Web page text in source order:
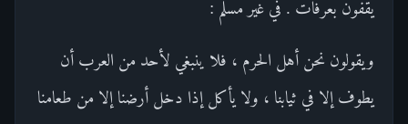
يقفون بعرفات . في غير مسلم :
ويقولون نحن أهل الحرم ، فلا ينبغي لأحد من العرب أن
يطوف إلا في ثيابنا ، ولا يأكل إذا دخل أرضنا إلا من طعامنا